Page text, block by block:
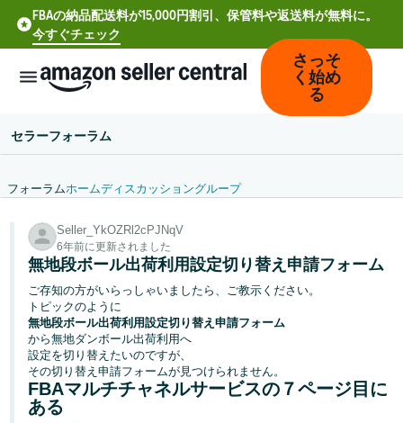
FBAの納品配送料が15,000円割引、保管料や返送料が無料に。
今すぐチェック
文
-
CN
Deutsch
- DE
Español
- ES
さっそ
く始め
る
セラーフォーラム
フォーラムホームディスカッショングループ
Seller_YkOZRl2cPJNqV
6年前に更新されました
無地段ボール出荷利用設定切り替え申請フォーム
ご存知の方がいらっしゃいましたら、ご教示ください。
トピックのように
無地段ボール出荷利用設定切り替え申請フォーム
から無地ダンボール出荷利用へ
設定を切り替えたいのですが、
その切り替え申請フォームが見つけられません。
FBAマルチチャネルサービスの７ページ目に
ある